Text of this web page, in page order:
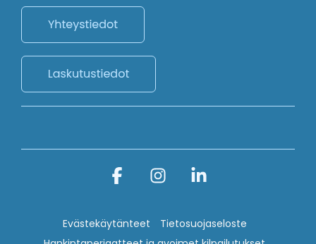
Evästekäytänteet
Tietosuojaseloste
FacebookInstagram